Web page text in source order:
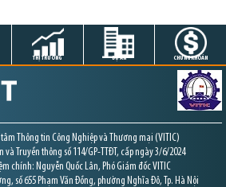
THỊ TRƯỜNG DỰ ÁN CHỨNG KHOÁN
Thông tin Công Nghiệp và Thương mại (VITIC)
và Truyền thông số 114/GP-TTĐT, cấp ngày 3/6/2024
chính: Nguyễn Quốc Lân, Phó Giám đốc VITIC
số 655 Phạm Văn Đồng, phường Nghĩa Đô, Tp. Hà Nội